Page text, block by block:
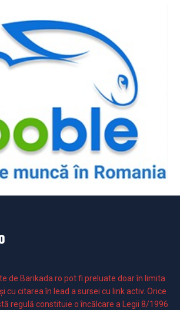
de Barikada.ro pot fi preluate doar în limita
cu citarea în lead a sursei cu link activ. Orice
regulă constituie o încălcare a Legii 8/1996